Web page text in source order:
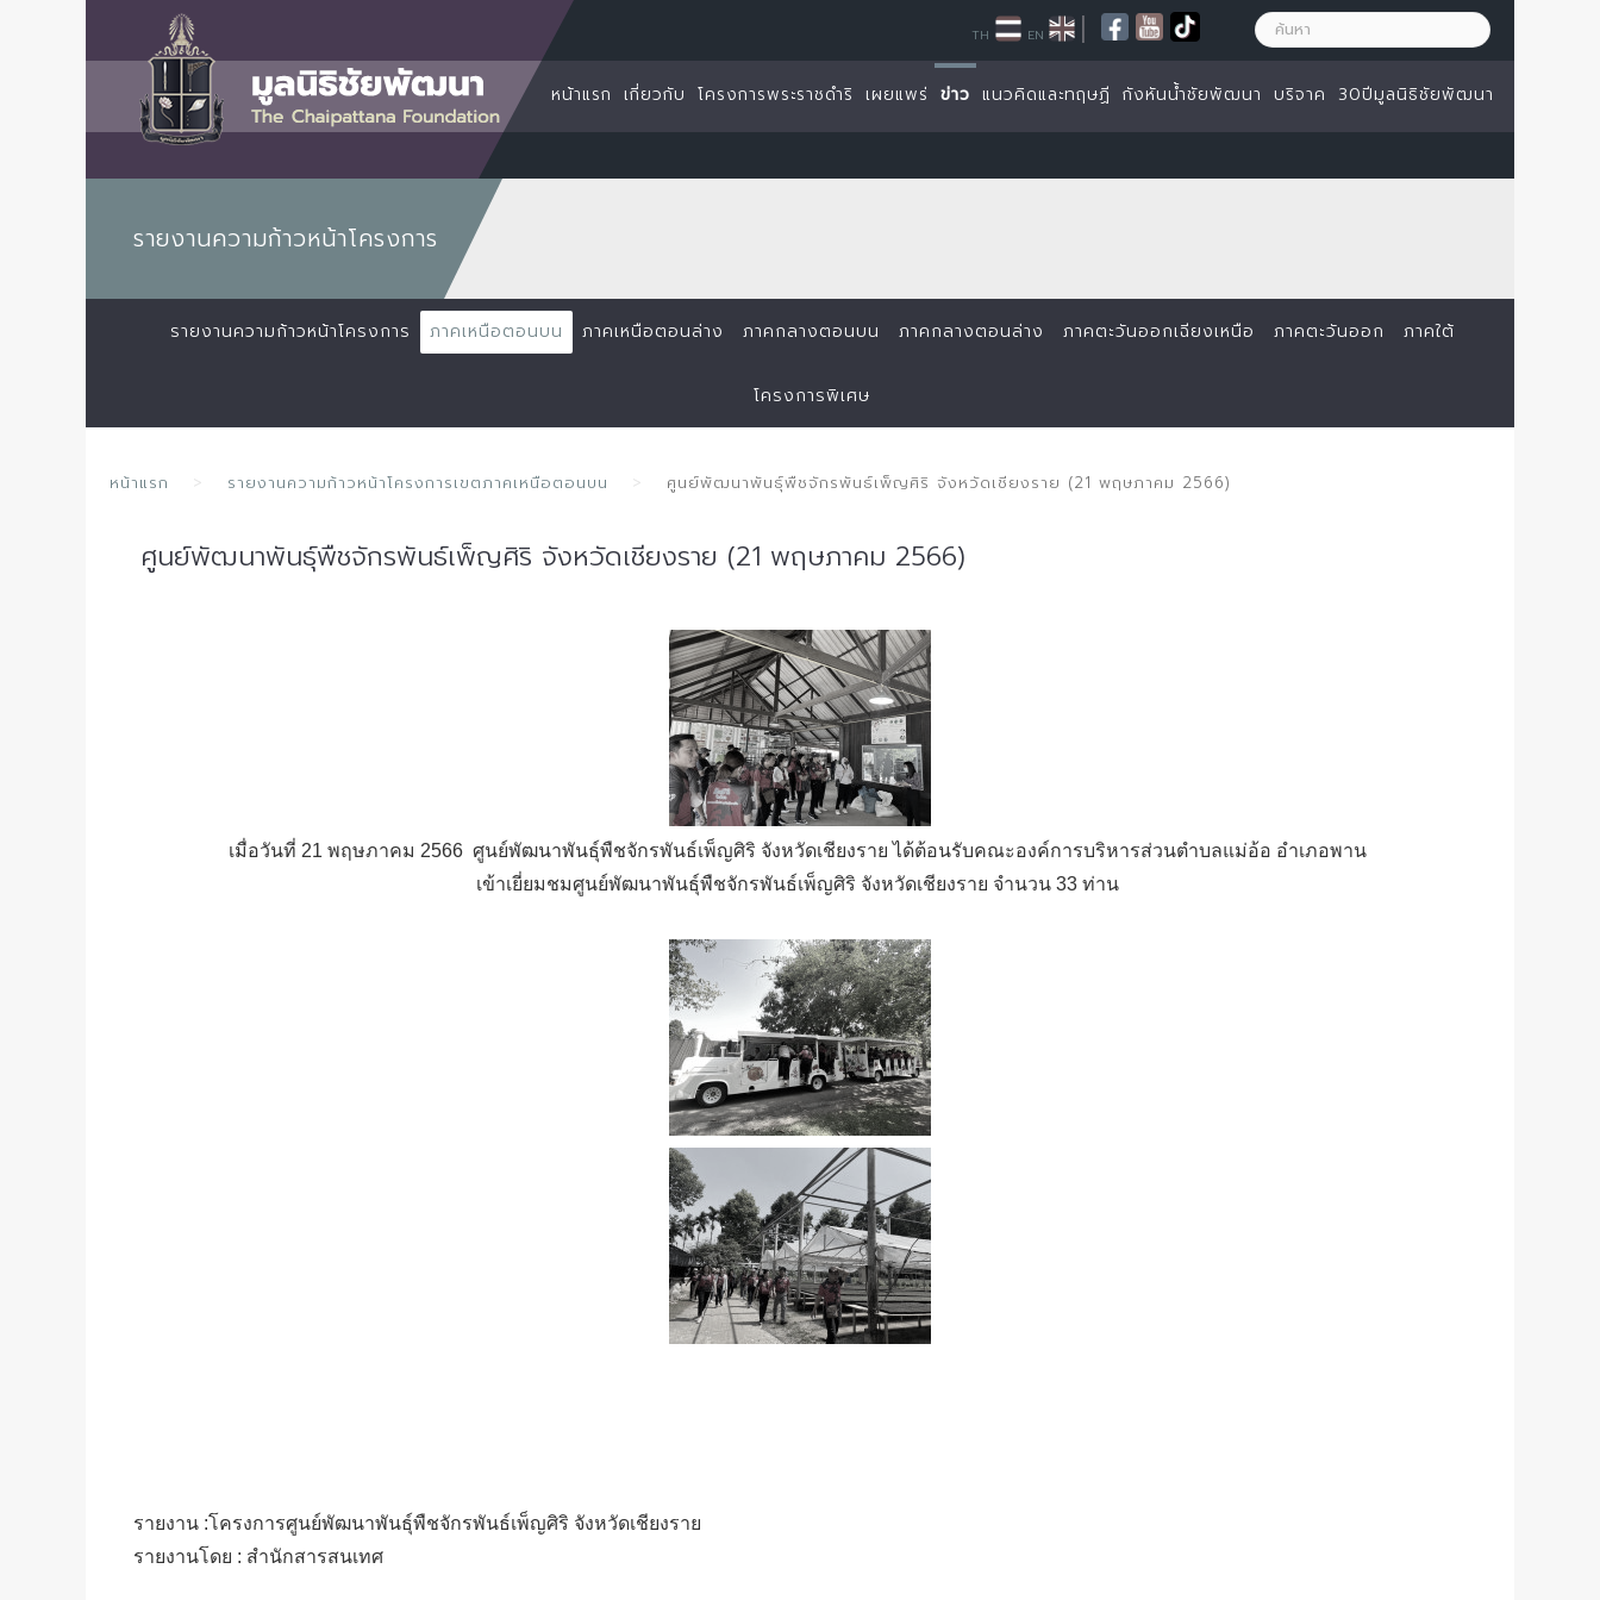
หน้าแรก เกี่ยวกับ โครงการพระราชดำริ เผยแพร่ ข่าว แนวคิดและทฤษฏี กังหันน้ำชัยพัฒนา บริจาค 30ปีมูลนิธิชัยพัฒนา
TH EN |
รายงานความก้าวหน้าโครงการ
รายงานความก้าวหน้าโครงการ ภาคเหนือตอนบน ภาคเหนือตอนล่าง ภาคกลางตอนบน ภาคกลางตอนล่าง ภาคตะวันออกเฉียงเหนือ ภาคตะวันออก ภาคใต้
โครงการพิเศษ
หน้าแรก รายงานความก้าวหน้าโครงการเขตภาคเหนือตอนบน ศูนย์พัฒนาพันธุ์พืชจักรพันธ์เพ็ญศิริ จังหวัดเชียงราย (21 พฤษภาคม 2566)
ศูนย์พัฒนาพันธุ์พืชจักรพันธ์เพ็ญศิริ จังหวัดเชียงราย (21 พฤษภาคม 2566)
เมื่อวันที่ 21 พฤษภาคม 2566 ศูนย์พัฒนาพันธุ์พืชจักรพันธ์เพ็ญศิริ จังหวัดเชียงราย ได้ต้อนรับคณะองค์การบริหารส่วนตำบลแม่อ้อ อำเภอพาน
เข้าเยี่ยมชมศูนย์พัฒนาพันธุ์พืชจักรพันธ์เพ็ญศิริ จังหวัดเชียงราย จำนวน 33 ท่าน
รายงาน :โครงการศูนย์พัฒนาพันธุ์พืชจักรพันธ์เพ็ญศิริ จังหวัดเชียงราย
รายงานโดย : สำนักสารสนเทศ